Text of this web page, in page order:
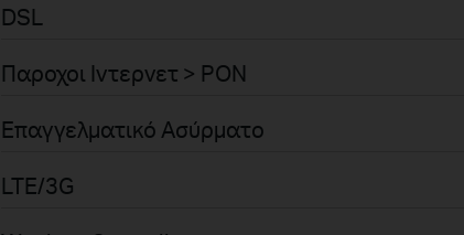
DSL
Παροχοι Ιντερνετ > PON
Επαγγελματικό Ασύρματο
LTE/3G